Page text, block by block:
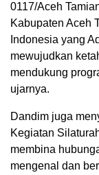
0117/Aceh
Kabupaten Aceh
Indonesia yang
mewujudkan
mendukung
ujarnya.
Dandim juga
Kegiatan
membina
mengenal dan